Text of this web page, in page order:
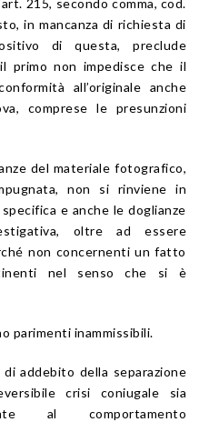
215, secondo comma, cod.
in mancanza di richiesta di
di questa, preclude
primo non impedisce che il
all’originale anche
comprese le presunzioni
del materiale fotografico,
non si rinviene in
e anche le doglianze
oltre ad essere
non concernenti un fatto
nel senso che si è
parimenti inammissibili.
addebito della separazione
crisi coniugale sia
al comportamento